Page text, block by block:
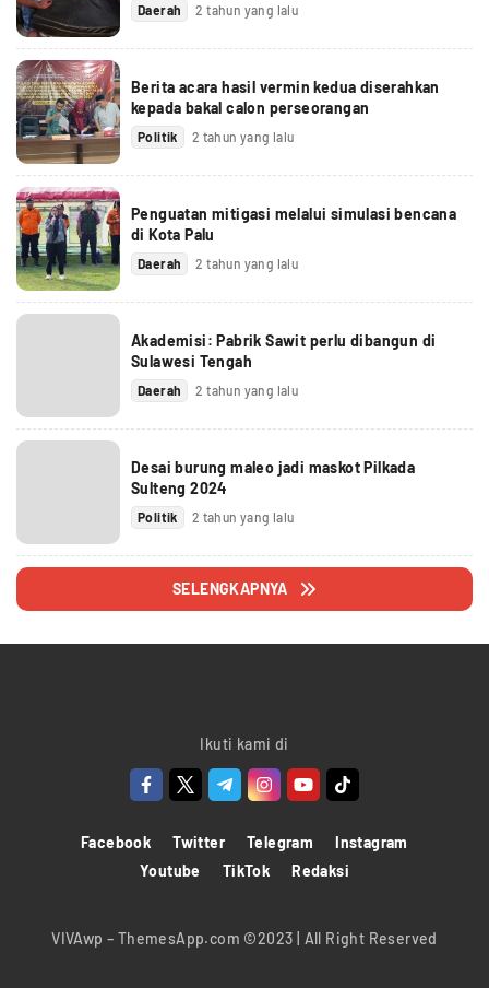
Daerah 2 tahun yang lalu
Berita acara hasil vermin kedua diserahkan
kepada bakal calon perseorangan
Politik 2 tahun yang lalu
Penguatan mitigasi melalui simulasi bencana
di Kota Palu
Daerah 2 tahun yang lalu
Akademisi: Pabrik Sawit perlu dibangun di
Sulawesi Tengah
Daerah 2 tahun yang lalu
Desai burung maleo jadi maskot Pilkada
Sulteng 2024
Politik 2 tahun yang lalu
SELENGKAPNYA
Ikuti kami di
Facebook Twitter Telegram
Instagram
Youtube
TikTok Redaksi
VIVAwp – ThemesApp.com ©2023 | All Right Reserved